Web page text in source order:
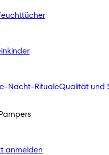
Nacht-RitualeQualität und
anmelden